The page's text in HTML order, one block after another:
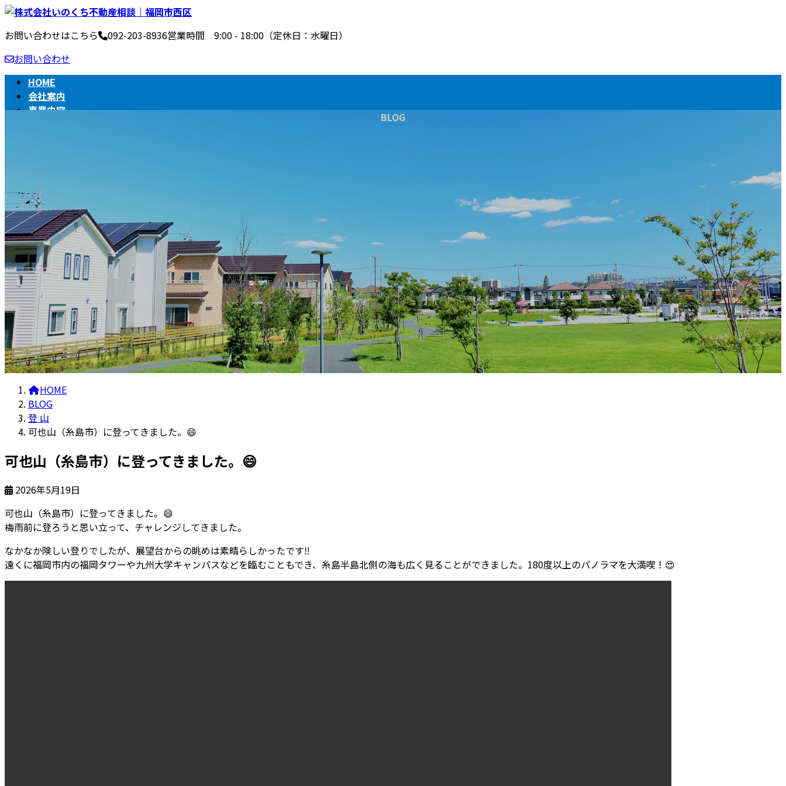
コ
テ
ン
ツ
キ
ナ
ゲ
ー
シ
に
お問い合わせはこちら 092-203-8936営業時間 9:00 - 18:00（定休日：水曜日）
お問い合わせ
HOME
会社案内
事業内容
BLOG
HOME
BLOG
登 山
可也山（糸島市）に登ってきました。😄
可也山（糸島市）に登ってきました。😄
2026年5月19日
可也山（糸島市）に登ってきました。 😄
梅雨前に登ろうと思い立って、チャレンジしてきました。
なかなか険しい登りでしたが、展望台からの眺めは素晴らしかったです‼
遠くに福岡市内の福岡タワーや九州大学キャンパスなどを臨むこともでき、糸島半島北側の海も広く見ることができました。180度以上のパノラマを大満喫！ 😍